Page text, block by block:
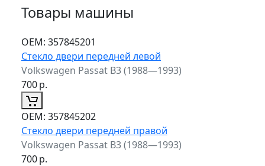
Товары машины
ОЕМ: 357845201
Стекло двери передней левой
Volkswagen Passat B3 (1988—1993)
700р.
ОЕМ: 357845202
Стекло двери передней правой
Volkswagen Passat B3 (1988—1993)
700р.